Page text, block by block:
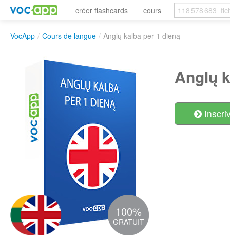
créer flashcards cours
VocApp / Cours de langue / Anglų kalba per 1 dieną
100%
GRATUIT
Anglų